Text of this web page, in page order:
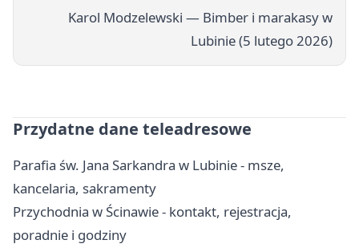
Karol Modzelewski — Bimber i marakasy w
Lubinie (5 lutego 2026)
Przydatne dane teleadresowe
Parafia św. Jana Sarkandra w Lubinie - msze,
kancelaria, sakramenty
Przychodnia w Ścinawie - kontakt, rejestracja,
poradnie i godziny